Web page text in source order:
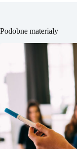
Podobne materiały